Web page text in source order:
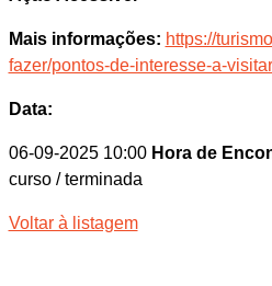
Mais informações: https://
fazer/pontos-de-interesse-a-
Data:
06-09-2025 10:00 Hora de
curso / terminada
Voltar à listagem